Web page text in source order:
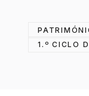
1.º CICLO